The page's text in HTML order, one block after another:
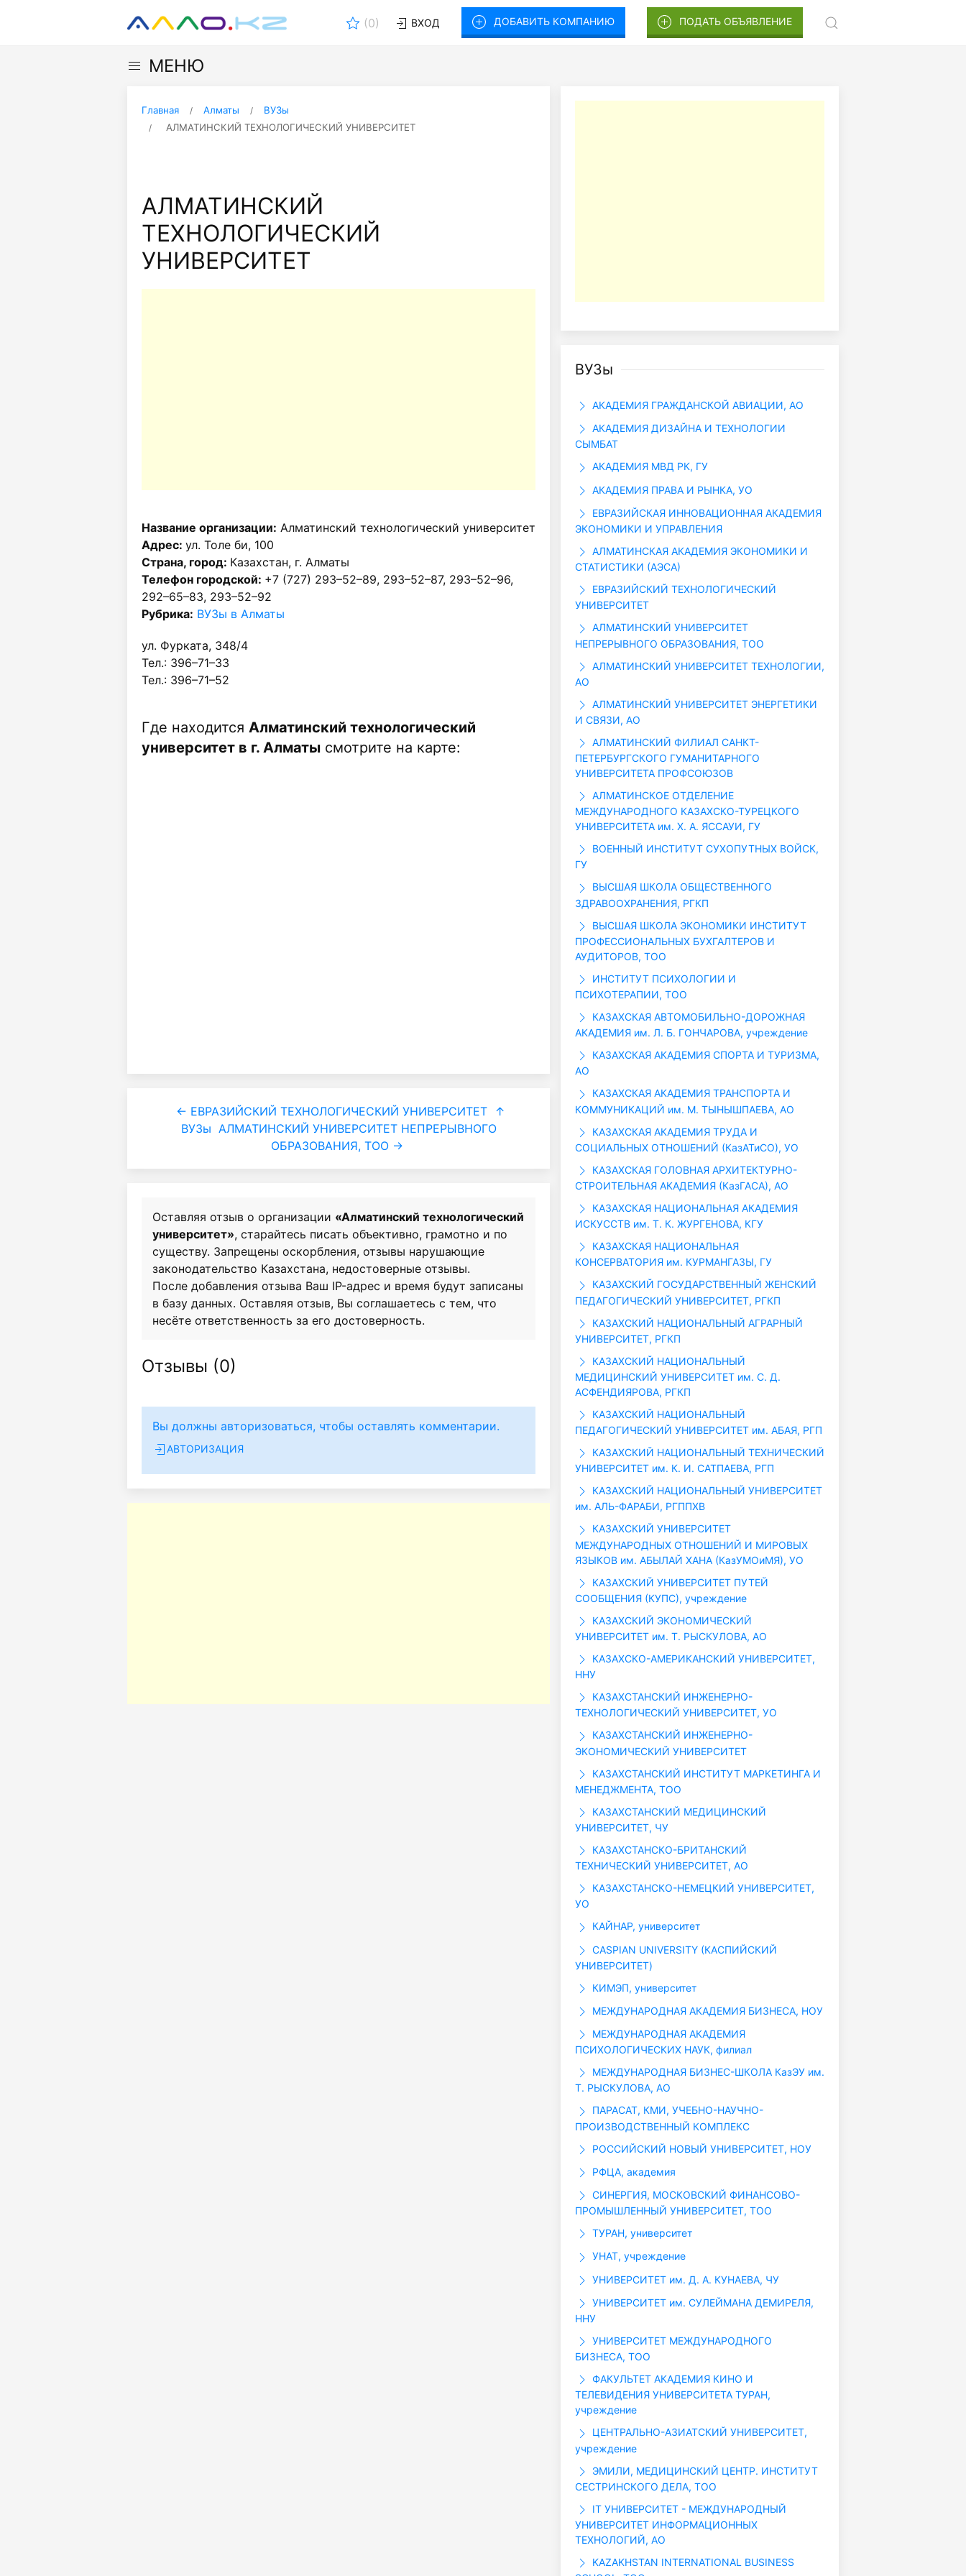
(0) ВХОД ДОБАВИТЬ КОМПАНИЮ ПОДАТЬ ОБЪЯВЛЕНИЕ
МЕНЮ
Главная Алматы
ВУЗы
АЛМАТИНСКИЙ ТЕХНОЛОГИЧЕСКИЙ УНИВЕРСИТЕТ
АЛМАТИНСКИЙ
ТЕХНОЛОГИЧЕСКИЙ
УНИВЕРСИТЕТ
Название организации: Алматинский технологический университет
Адрес: ул. Толе би, 100
Страна, город: Казахстан, г. Алматы
Телефон городской: +7 (727) 293–52–89, 293–52–87, 293–52–96,
292–65–83, 293–52–92
Рубрика: ВУЗы в Алматы
ул. Фурката, 348/4
Тел.: 396–71–33
Тел.: 396–71–52
Где находится Алматинский технологический
университет в г. Алматы смотрите на карте:
← ЕВРАЗИЙСКИЙ ТЕХНОЛОГИЧЕСКИЙ УНИВЕРСИТЕТ
↑
ВУЗы АЛМАТИНСКИЙ УНИВЕРСИТЕТ НЕПРЕРЫВНОГО
ОБРАЗОВАНИЯ, ТОО →
Оставляя отзыв о организации «Алматинский технологический
университет», старайтесь писать объективно, грамотно и по
существу. Запрещены оскорбления, отзывы нарушающие
законодательство Казахстана, недостоверные отзывы.
После добавления отзыва Ваш IP-адрес и время будут записаны
в базу данных. Оставляя отзыв, Вы соглашаетесь с тем, что
несёте ответственность за его достоверность.
Отзывы (0)
Вы должны авторизоваться, чтобы оставлять комментарии.
АВТОРИЗАЦИЯ
ВУЗы
АКАДЕМИЯ ГРАЖДАНСКОЙ АВИАЦИИ, АО
АКАДЕМИЯ ДИЗАЙНА И ТЕХНОЛОГИИ
СЫМБАТ
АКАДЕМИЯ МВД РК, ГУ
АКАДЕМИЯ ПРАВА И РЫНКА, УО
ЕВРАЗИЙСКАЯ ИННОВАЦИОННАЯ АКАДЕМИЯ
ЭКОНОМИКИ И УПРАВЛЕНИЯ
АЛМАТИНСКАЯ АКАДЕМИЯ ЭКОНОМИКИ И
СТАТИСТИКИ (АЭСА)
ЕВРАЗИЙСКИЙ ТЕХНОЛОГИЧЕСКИЙ
УНИВЕРСИТЕТ
АЛМАТИНСКИЙ УНИВЕРСИТЕТ
НЕПРЕРЫВНОГО ОБРАЗОВАНИЯ, ТОО
АЛМАТИНСКИЙ УНИВЕРСИТЕТ ТЕХНОЛОГИИ,
АО
АЛМАТИНСКИЙ УНИВЕРСИТЕТ ЭНЕРГЕТИКИ
И СВЯЗИ, АО
АЛМАТИНСКИЙ ФИЛИАЛ САНКТ-
ПЕТЕРБУРГСКОГО ГУМАНИТАРНОГО
УНИВЕРСИТЕТА ПРОФСОЮЗОВ
АЛМАТИНСКОЕ ОТДЕЛЕНИЕ
МЕЖДУНАРОДНОГО КАЗАХСКО-ТУРЕЦКОГО
УНИВЕРСИТЕТА им. Х. А. ЯССАУИ, ГУ
ВОЕННЫЙ ИНСТИТУТ СУХОПУТНЫХ ВОЙСК,
ГУ
ВЫСШАЯ ШКОЛА ОБЩЕСТВЕННОГО
ЗДРАВООХРАНЕНИЯ, РГКП
ВЫСШАЯ ШКОЛА ЭКОНОМИКИ ИНСТИТУТ
ПРОФЕССИОНАЛЬНЫХ БУХГАЛТЕРОВ И
АУДИТОРОВ, ТОО
ИНСТИТУТ ПСИХОЛОГИИ И
ПСИХОТЕРАПИИ, ТОО
КАЗАХСКАЯ АВТОМОБИЛЬНО-ДОРОЖНАЯ
АКАДЕМИЯ им. Л. Б. ГОНЧАРОВА, учреждение
КАЗАХСКАЯ АКАДЕМИЯ СПОРТА И ТУРИЗМА,
АО
КАЗАХСКАЯ АКАДЕМИЯ ТРАНСПОРТА И
КОММУНИКАЦИЙ им. М. ТЫНЫШПАЕВА, АО
КАЗАХСКАЯ АКАДЕМИЯ ТРУДА И
СОЦИАЛЬНЫХ ОТНОШЕНИЙ (КазАТиСО), УО
КАЗАХСКАЯ ГОЛОВНАЯ АРХИТЕКТУРНО-
СТРОИТЕЛЬНАЯ АКАДЕМИЯ (КазГАСА), АО
КАЗАХСКАЯ НАЦИОНАЛЬНАЯ АКАДЕМИЯ
ИСКУССТВ им. Т. К. ЖУРГЕНОВА, КГУ
КАЗАХСКАЯ НАЦИОНАЛЬНАЯ
КОНСЕРВАТОРИЯ им. КУРМАНГАЗЫ, ГУ
КАЗАХСКИЙ ГОСУДАРСТВЕННЫЙ ЖЕНСКИЙ
ПЕДАГОГИЧЕСКИЙ УНИВЕРСИТЕТ, РГКП
КАЗАХСКИЙ НАЦИОНАЛЬНЫЙ АГРАРНЫЙ
УНИВЕРСИТЕТ, РГКП
КАЗАХСКИЙ НАЦИОНАЛЬНЫЙ
МЕДИЦИНСКИЙ УНИВЕРСИТЕТ им. С. Д.
АСФЕНДИЯРОВА, РГКП
КАЗАХСКИЙ НАЦИОНАЛЬНЫЙ
ПЕДАГОГИЧЕСКИЙ УНИВЕРСИТЕТ им. АБАЯ, РГП
КАЗАХСКИЙ НАЦИОНАЛЬНЫЙ ТЕХНИЧЕСКИЙ
УНИВЕРСИТЕТ им. К. И. САТПАЕВА, РГП
КАЗАХСКИЙ НАЦИОНАЛЬНЫЙ УНИВЕРСИТЕТ
им. АЛЬ-ФАРАБИ, РГППХВ
КАЗАХСКИЙ УНИВЕРСИТЕТ
МЕЖДУНАРОДНЫХ ОТНОШЕНИЙ И МИРОВЫХ
ЯЗЫКОВ им. АБЫЛАЙ ХАНА (КазУМОиМЯ), УО
КАЗАХСКИЙ УНИВЕРСИТЕТ ПУТЕЙ
СООБЩЕНИЯ (КУПС), учреждение
КАЗАХСКИЙ ЭКОНОМИЧЕСКИЙ
УНИВЕРСИТЕТ им. Т. РЫСКУЛОВА, АО
КАЗАХСКО-АМЕРИКАНСКИЙ УНИВЕРСИТЕТ,
ННУ
КАЗАХСТАНСКИЙ ИНЖЕНЕРНО-
ТЕХНОЛОГИЧЕСКИЙ УНИВЕРСИТЕТ, УО
КАЗАХСТАНСКИЙ ИНЖЕНЕРНО-
ЭКОНОМИЧЕСКИЙ УНИВЕРСИТЕТ
КАЗАХСТАНСКИЙ ИНСТИТУТ МАРКЕТИНГА И
МЕНЕДЖМЕНТА, ТОО
КАЗАХСТАНСКИЙ МЕДИЦИНСКИЙ
УНИВЕРСИТЕТ, ЧУ
КАЗАХСТАНСКО-БРИТАНСКИЙ
ТЕХНИЧЕСКИЙ УНИВЕРСИТЕТ, АО
КАЗАХСТАНСКО-НЕМЕЦКИЙ УНИВЕРСИТЕТ,
УО
КАЙНАР, университет
CASPIAN UNIVERSITY (КАСПИЙСКИЙ
УНИВЕРСИТЕТ)
КИМЭП, университет
МЕЖДУНАРОДНАЯ АКАДЕМИЯ БИЗНЕСА, НОУ
МЕЖДУНАРОДНАЯ АКАДЕМИЯ
ПСИХОЛОГИЧЕСКИХ НАУК, филиал
МЕЖДУНАРОДНАЯ БИЗНЕС-ШКОЛА КазЭУ им.
Т. РЫСКУЛОВА, АО
ПАРАСАТ, КМИ, УЧЕБНО-НАУЧНО-
ПРОИЗВОДСТВЕННЫЙ КОМПЛЕКС
РОССИЙСКИЙ НОВЫЙ УНИВЕРСИТЕТ, НОУ
РФЦА, академия
СИНЕРГИЯ, МОСКОВСКИЙ ФИНАНСОВО-
ПРОМЫШЛЕННЫЙ УНИВЕРСИТЕТ, ТОО
ТУРАН, университет
УНАТ, учреждение
УНИВЕРСИТЕТ им. Д. А. КУНАЕВА, ЧУ
УНИВЕРСИТЕТ им. СУЛЕЙМАНА ДЕМИРЕЛЯ,
ННУ
УНИВЕРСИТЕТ МЕЖДУНАРОДНОГО
БИЗНЕСА, ТОО
ФАКУЛЬТЕТ АКАДЕМИЯ КИНО И
ТЕЛЕВИДЕНИЯ УНИВЕРСИТЕТА ТУРАН,
учреждение
ЦЕНТРАЛЬНО-АЗИАТСКИЙ УНИВЕРСИТЕТ,
учреждение
ЭМИЛИ, МЕДИЦИНСКИЙ ЦЕНТР. ИНСТИТУТ
СЕСТРИНСКОГО ДЕЛА, ТОО
IT УНИВЕРСИТЕТ - МЕЖДУНАРОДНЫЙ
УНИВЕРСИТЕТ ИНФОРМАЦИОННЫХ
ТЕХНОЛОГИЙ, АО
KAZAKHSTAN INTERNATIONAL BUSINESS